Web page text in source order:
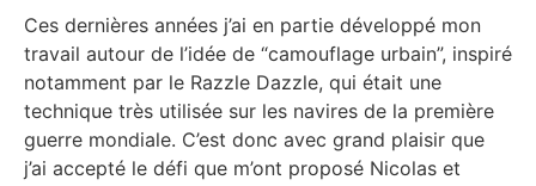
Ces dernières années j’ai en partie développé mon
travail autour de l’idée de “camouflage urbain”, inspiré
notamment par le Razzle Dazzle, qui était une
technique très utilisée sur les navires de la première
guerre mondiale. C’est donc avec grand plaisir que
j’ai accepté le défi que m’ont proposé Nicolas et